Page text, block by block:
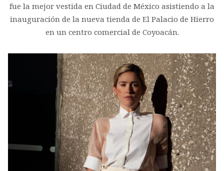
fue la mejor vestida en Ciudad de México asistiendo a la
inauguración de la nueva tienda de El Palacio de Hierro
en un centro comercial de Coyoacán.